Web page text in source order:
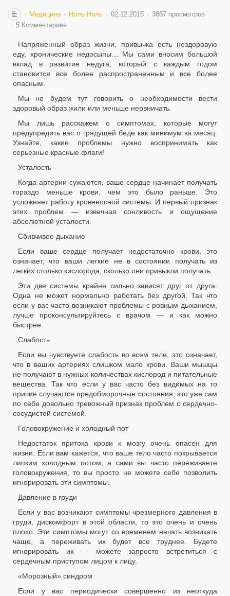
Медицина Ноль Ноль 02.12.2015
3867 просмотров
5 Комментариев
Напряженный образ жизни, привычка есть нездоровую
еду, хронические недосыпы… Мы сами вносим большой
вклад в развитие недуга, который с каждым годом
становится все более распространенным и все более
опасным.
Мы не будем тут говорить о необходимости вести
здоровый образ жили или меньше нервничать.
Мы лишь расскажем о симптомах, которые могут
предупредить вас о грядущей беде как минимум за месяц.
Узнайте, какие проблемы нужно воспринимать как
серьезные красные флаги!
Усталость
Когда артерии сужаются, ваше сердце начинает получать
гораздо меньше крови, чем это было раньше. Это
усложняет работу кровеносной системы. И первый признак
этих проблем — извечная сонливость и ощущение
абсолютной усталости.
Сбивчивое дыхание
Если ваше сердце получает недостаточно крови, это
означает, что ваши легкие не в состоянии получать из
легких столько кислорода, сколько они привыкли получать.
Эти две системы крайне сильно зависят друг от друга.
Одна не может нормально работать без другой. Так что
если у вас часто возникают проблемы с ровным дыханием,
лучше проконсультируйтесь с врачом — и как можно
быстрее.
Слабость
Если вы чувствуете слабость во всем теле, это означает,
что в ваших артериях слишком мало крови. Ваши мышцы
не получают в нужных количествах кислород и питательные
вещества. Так что если у вас часто без видимых на то
причин случаются предобморочные состояния, это уже сам
по себе довольно тревожный признак проблем с сердечно-
сосудистой системой.
Головокружение и холодный пот
Недостаток притока крови к мозгу очень опасен для
жизни. Если вам кажется, что ваше тело часто покрывается
липким холодным потом, а сами вы часто переживаете
головокружения, то вы просто не можете себе позволить
игнорировать эти симптомы.
Давление в груди
Если у вас возникают симптомы чрезмерного давления в
груди, дискомфорт в этой области, то это очень и очень
плохо. Эти симптомы могут со временем начать возникать
чаще, а переживать их будет все труднее. Будете
игнорировать их — можете запросто встретиться с
сердечным приступом лицом к лицу.
«Морозный» синдром
Если у вас периодически совершенно из неоткуда